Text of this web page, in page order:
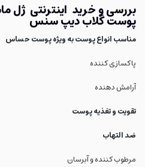
بررسی و خرید اینترنتی ژل
پوست گلاب دیپ سنس
مناسب انواع پوست به ویژه پوست حساس
پاکسازی کننده
آرامش دهنده
تقویت و تغذیه پوست
ضد التهاب
مرطوب کننده و آبرسان